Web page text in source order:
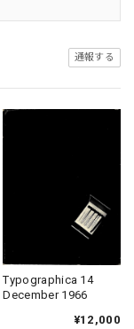
通報する
Typographica 14
December 1966
¥12,000